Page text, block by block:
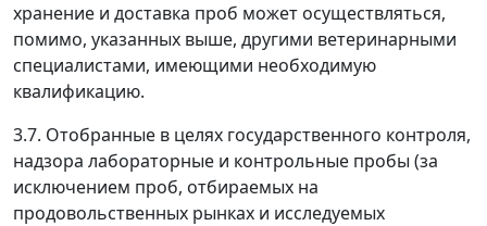
хранение и доставка проб может осуществляться,
помимо, указанных выше, другими ветеринарными
специалистами, имеющими необходимую
квалификацию.
3.7. Отобранные в целях государственного контроля,
надзора лабораторные и контрольные пробы (за
исключением проб, отбираемых на
продовольственных рынках и исследуемых